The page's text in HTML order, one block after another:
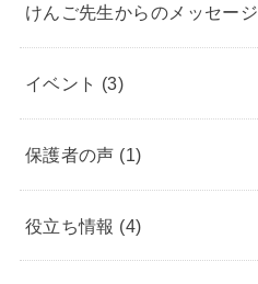
けんご先生からのメッセージ
イベント (3)
保護者の声 (1)
役立ち情報 (4)